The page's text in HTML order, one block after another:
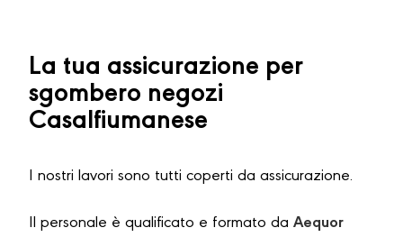
La tua assicurazione per
sgombero negozi
Casalfiumanese
I nostri lavori sono tutti coperti da assicurazione.
Il personale è qualificato e formato da Aequor